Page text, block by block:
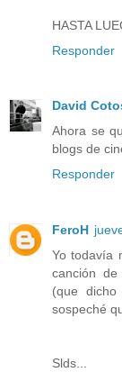
HASTA
Responder
David
Ahora se
blogs de
Responder
FeroH
Yo todavía
canción
(que
sospeché
Slds...